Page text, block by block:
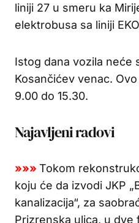
liniji 27 u smeru ka
elektrobusa sa liniji
Istog dana vozila neće
Kosančićev venac.
9.00 do 15.30.
Najavljeni radovi
»»» Tokom
koju će da izvodi JKP
kanalizacija“, za
Prizrenska ulica, u dve